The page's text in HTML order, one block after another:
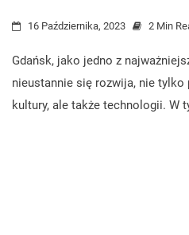
16 Października, 2023 2 Min
Gdańsk, jako jedno z
nieustannie się rozwija, nie
kultury, ale także technologii. W